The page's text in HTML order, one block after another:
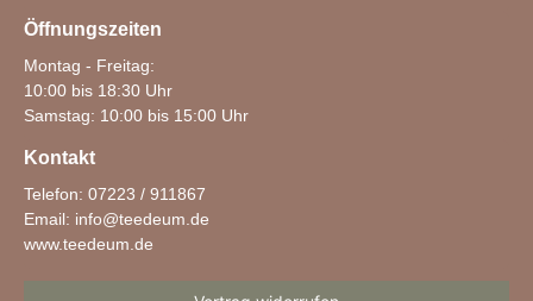
Öffnungszeiten
Montag - Freitag:
10:00 bis 18:30 Uhr
Samstag: 10:00 bis 15:00 Uhr
Kontakt
Telefon: 07223 / 911867
Email: info@teedeum.de
www.teedeum.de